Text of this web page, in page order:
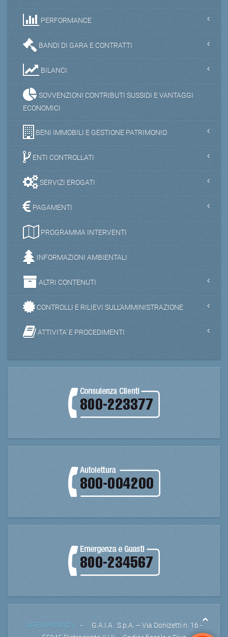
PERFORMANCE
BANDI DI GARA E CONTRATTI
BILANCI
SOVVENZIONI CONTRIBUTI SUSSIDI E VANTAGGI
ECONOMICI
BENI IMMOBILI E GESTIONE PATRIMONIO
ENTI CONTROLLATI
SERVIZI EROGATI
PAGAMENTI
PROGRAMMA INTERVENTI
INFORMAZIONI AMBIENTALI
ALTRI CONTENUTI
CONTROLLI E RILIEVI SULL'AMMINISTRAZIONE
ATTIVITA' E PROCEDIMENTI
AREA PRIVACY- G.A.I.A . S.p.A. – Via Donizetti n. 16 -